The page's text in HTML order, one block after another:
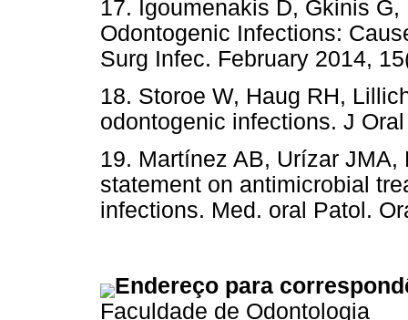
17. Igoumenakis D, Gkinis
Odontogenic Infections:
Surg Infec. February 2014,
18. Storoe W, Haug RH,
odontogenic infections. J
19. Martínez AB, Urízar
statement on antimicrobial
infections. Med. oral Patol.
Endereço para
Faculdade de Odontologia